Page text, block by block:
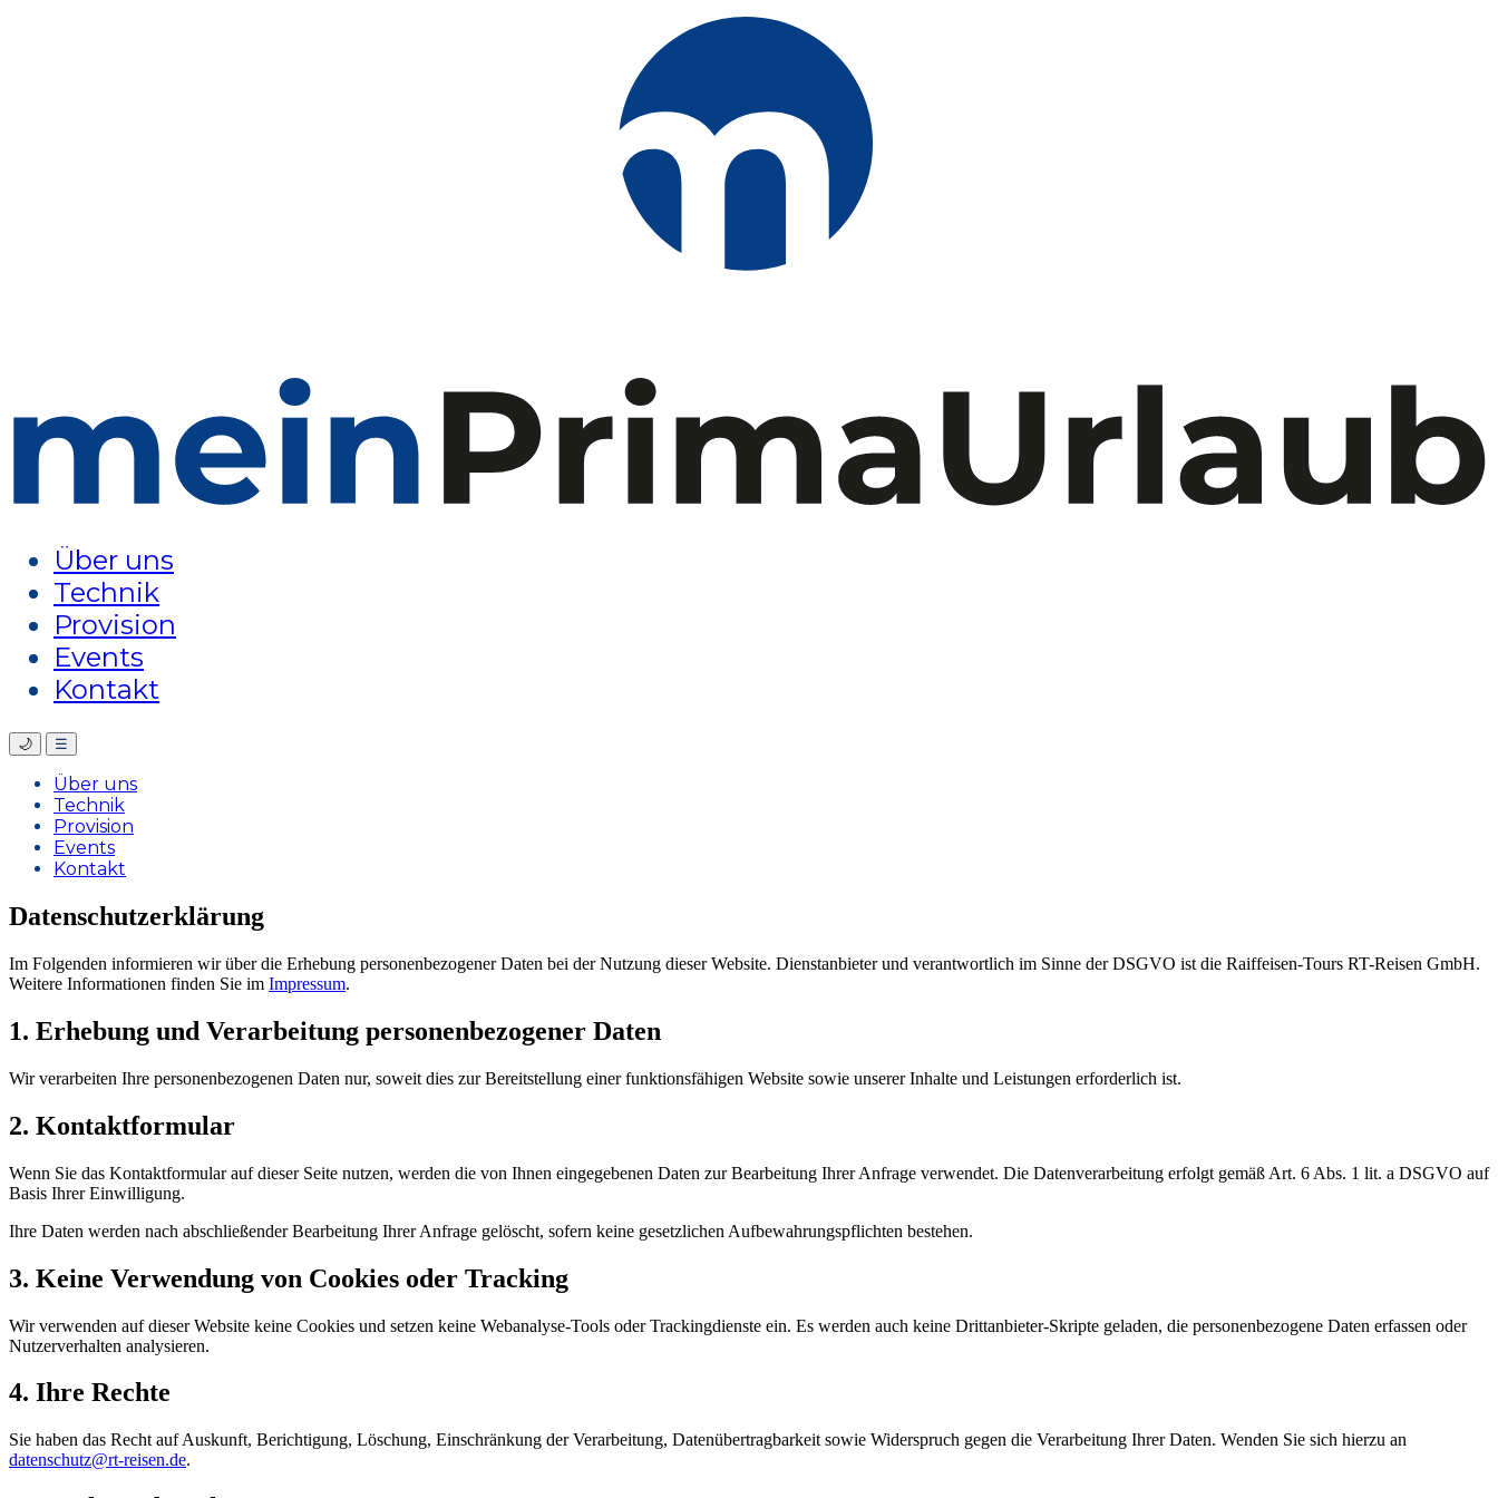
Über uns
Technik
Provision
Events
Kontakt
🌙 ☰
Über uns
Technik
Provision
Events
Kontakt
Datenschutzerklärung
Im Folgenden informieren wir über die Erhebung personenbezogener Daten bei der Nutzung dieser Website. Dienstanbieter und verantwortlich im Sinne der DSGVO ist die Raiffeisen-Tours RT-Reisen GmbH.
Weitere Informationen finden Sie im Impressum.
1. Erhebung und Verarbeitung personenbezogener Daten
Wir verarbeiten Ihre personenbezogenen Daten nur, soweit dies zur Bereitstellung einer funktionsfähigen Website sowie unserer Inhalte und Leistungen erforderlich ist.
2. Kontaktformular
Wenn Sie das Kontaktformular auf dieser Seite nutzen, werden die von Ihnen eingegebenen Daten zur Bearbeitung Ihrer Anfrage verwendet. Die Datenverarbeitung erfolgt gemäß Art. 6 Abs. 1 lit. a DSGVO auf
Basis Ihrer Einwilligung.
Ihre Daten werden nach abschließender Bearbeitung Ihrer Anfrage gelöscht, sofern keine gesetzlichen Aufbewahrungspflichten bestehen.
3. Keine Verwendung von Cookies oder Tracking
Wir verwenden auf dieser Website keine Cookies und setzen keine Webanalyse-Tools oder Trackingdienste ein. Es werden auch keine Drittanbieter-Skripte geladen, die personenbezogene Daten erfassen oder
Nutzerverhalten analysieren.
4. Ihre Rechte
Sie haben das Recht auf Auskunft, Berichtigung, Löschung, Einschränkung der Verarbeitung, Datenübertragbarkeit sowie Widerspruch gegen die Verarbeitung Ihrer Daten. Wenden Sie sich hierzu an
datenschutz@rt-reisen.de.